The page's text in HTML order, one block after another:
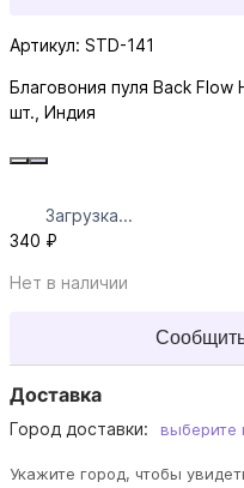
Артикул: STD-141
Благовония пуля Back
шт., Индия
Загрузка...
340 ₽
Нет в наличии
Доставка
Город доставки: выберите
Укажите город, чтобы